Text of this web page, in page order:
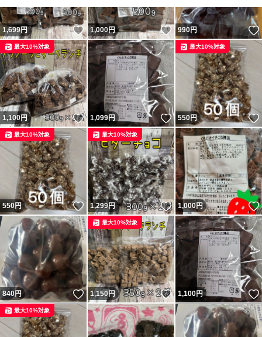
1,699円 いいね！
1,000円 いいね！
990円
1,100円 いいね！
最大10%対象
1,099円 いいね！
550円
最大10%対象
550円 いいね！
最大10%対象
1,299円 いいね！
最大10%対象
1,000円
840円 いいね！
1,150円 いいね！
最大10%対象
1,100円
最大10%対象